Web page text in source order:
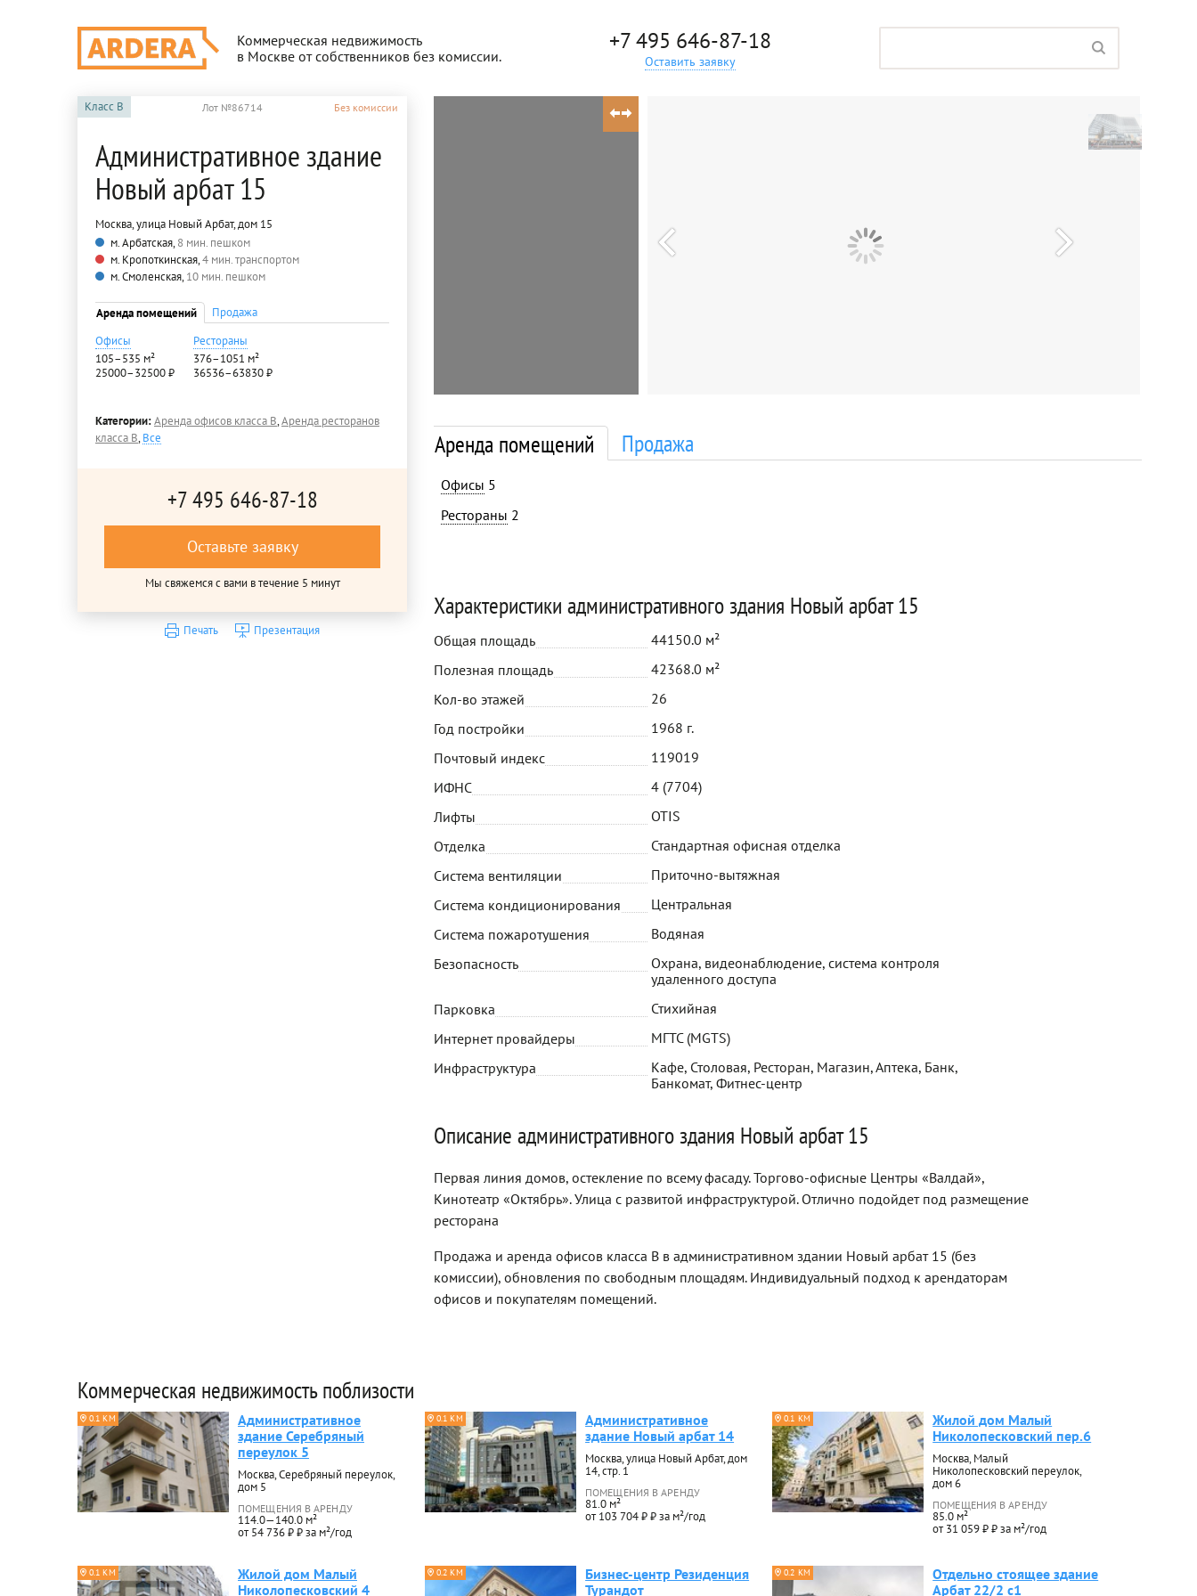
Коммерческая недвижимость
в Москве от собственников без комиссии.
+7 495 646-87-18
Оставить заявку
Класс B Лот №86714 Без комиссии
Административное здание
Новый арбат 15
Москва, улица Новый Арбат, дом 15
м. Арбатская,8 мин. пешком
м. Кропоткинская,4 мин. транспортом
м. Смоленская,10 мин. пешком
Аренда помещений
Продажа
Офисы
105–535 м²
25000–32500 ₽
Рестораны
376–1051 м²
36536–63830 ₽
Категории:Аренда офисов класса B,Аренда ресторанов
класса B,Все
+7 495 646-87-18
Оставьте заявку
Мы свяжемся с вами в течение 5 минут
Печать Презентация
Аренда помещений Продажа
Офисы 5
Рестораны 2
Характеристики административного здания Новый арбат 15
Общая площадь
44150.0 м²
Полезная площадь
42368.0 м²
Кол-во этажей
26
Год постройки
1968 г.
Почтовый индекс
119019
ИФНС
4 (7704)
Лифты
OTIS
Отделка
Стандартная офисная отделка
Система вентиляции
Приточно-вытяжная
Система кондиционирования
Центральная
Система пожаротушения
Водяная
Безопасность
Охрана, видеонаблюдение, система контроля
удаленного доступа
Парковка
Стихийная
Интернет провайдеры
МГТС (MGTS)
Инфраструктура
Кафе, Столовая, Ресторан, Магазин, Аптека, Банк,
Банкомат, Фитнес-центр
Описание административного здания Новый арбат 15
Первая линия домов, остекление по всему фасаду. Торгово-офисные Центры «Валдай»,
Кинотеатр «Октябрь». Улица с развитой инфраструктурой. Отлично подойдет под размещение
ресторана
Продажа и аренда офисов класса B в административном здании Новый арбат 15 (без
комиссии), обновления по свободным площадям. Индивидуальный подход к арендаторам
офисов и покупателям помещений.
Коммерческая недвижимость поблизости
0.1 КМ
Административное
здание Серебряный
переулок 5
Москва, Серебряный переулок,
дом 5
ПОМЕЩЕНИЯ В АРЕНДУ
114.0—140.0 м²
от 54 736 ₽ ₽ за м²/год
0.1 КМ
Административное
здание Новый арбат 14
Москва, улица Новый Арбат, дом
14, стр. 1
ПОМЕЩЕНИЯ В АРЕНДУ
81.0 м²
от 103 704 ₽ ₽ за м²/год
0.1 КМ
Жилой дом Малый
Николопесковский пер.6
Москва, Малый
Николопесковский переулок,
дом 6
ПОМЕЩЕНИЯ В АРЕНДУ
85.0 м²
от 31 059 ₽ ₽ за м²/год
0.1 КМ
Жилой дом Малый
Николопесковский 4
0.2 КМ
Бизнес-центр Резиденция
Турандот
0.2 КМ
Отдельно стоящее здание
Арбат 22/2 с1